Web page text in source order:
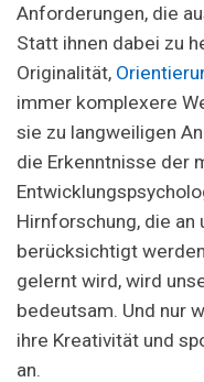
Anforderungen, die
Statt ihnen dabei zu
Originalität,
immer komplexere
sie zu langweiligen
die Erkenntnisse der
Hirnforschung, die an
berücksichtigt
gelernt wird, wird
bedeutsam. Und nur
ihre Kreativität und
an.